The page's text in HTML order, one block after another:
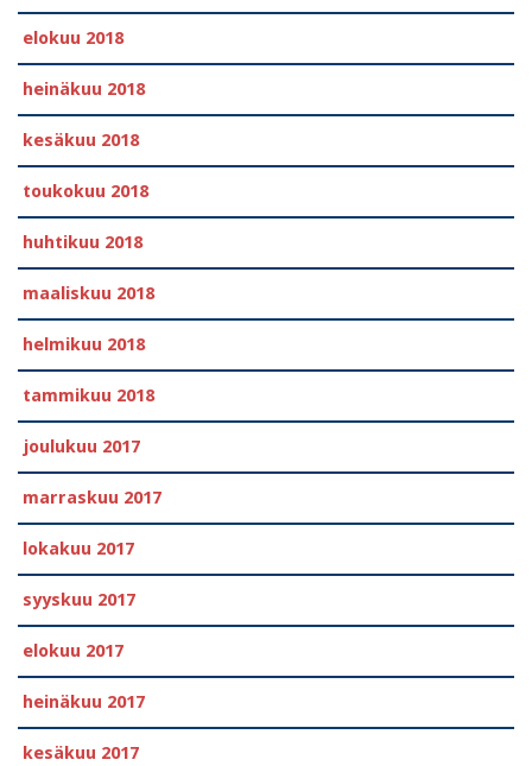
elokuu 2018
heinäkuu 2018
kesäkuu 2018
toukokuu 2018
huhtikuu 2018
maaliskuu 2018
helmikuu 2018
tammikuu 2018
joulukuu 2017
marraskuu 2017
lokakuu 2017
syyskuu 2017
elokuu 2017
heinäkuu 2017
kesäkuu 2017